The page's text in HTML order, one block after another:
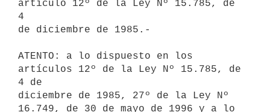
artículo 12º de la Ley Nº 15.785, de
4
de diciembre de 1985.-
ATENTO: a lo dispuesto en los
artículos 12º de la Ley Nº 15.785, de
4 de
diciembre de 1985, 27º de la Ley Nº
16.749, de 30 de mayo de 1996 y a lo